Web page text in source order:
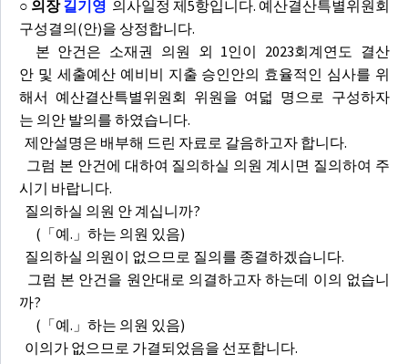
○ 의장길기영 의사일정 제5항입니다. 예산결산특별위원회
구성결의(안)을 상정합니다.
본 안건은 소재권 의원 외 1인이 2023회계연도 결산
안 및 세출예산 예비비 지출 승인안의 효율적인 심사를 위
해서 예산결산특별위원회 위원을 여덟 명으로 구성하자
는 의안 발의를 하였습니다.
제안설명은 배부해 드린 자료로 갈음하고자 합니다.
그럼 본 안건에 대하여 질의하실 의원 계시면 질의하여 주
시기 바랍니다.
질의하실 의원 안 계십니까?
(「예.」하는 의원 있음)
질의하실 의원이 없으므로 질의를 종결하겠습니다.
그럼 본 안건을 원안대로 의결하고자 하는데 이의 없습니
까?
(「예.」하는 의원 있음)
이의가 없으므로 가결되었음을 선포합니다.